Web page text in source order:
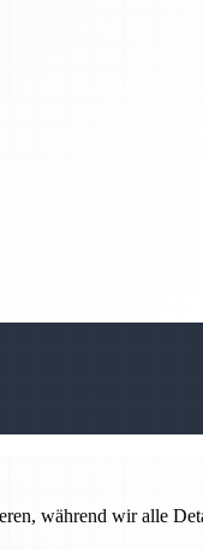
während wir alle